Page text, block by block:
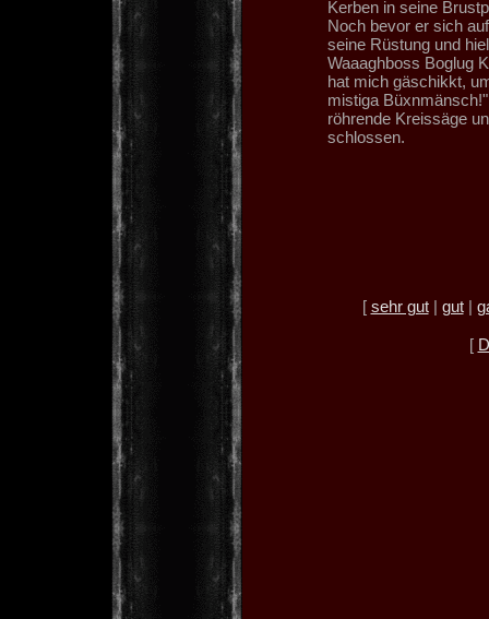
Kerben in seine
Noch bevor er sich
seine Rüstung und
Waaaghboss Boglug
hat mich gäschikkt,
mistiga
röhrende Kreissäge
schlossen.
[ sehr gut| gut|
[